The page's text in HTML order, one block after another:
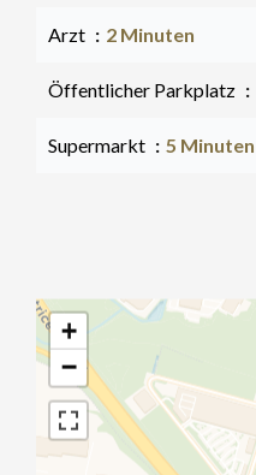
Arzt 2 Minuten
Öffentlicher Parkplatz
Supermarkt 5 Minuten
+
−